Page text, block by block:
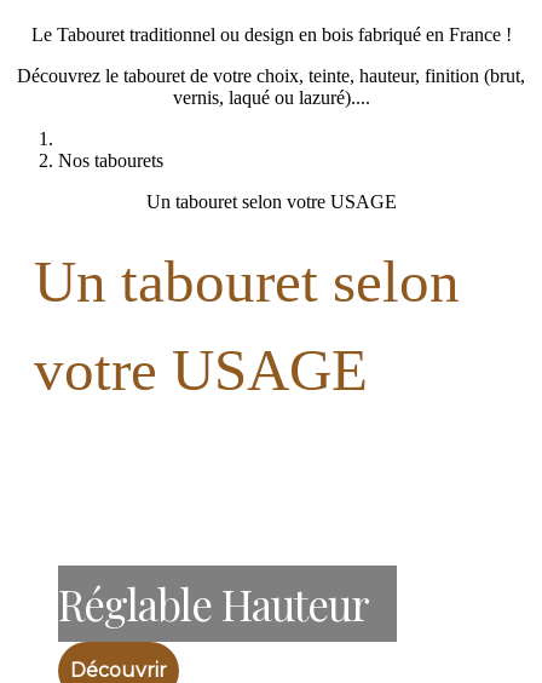
Le Tabouret traditionnel ou design en bois fabriqué en France !
Découvrez le tabouret de votre choix, teinte, hauteur, finition (brut,
vernis, laqué ou lazuré)....
Nos tabourets
Un tabouret selon votre USAGE
Un tabouret selon
votre USAGE
Réglable Hauteur
Découvrir